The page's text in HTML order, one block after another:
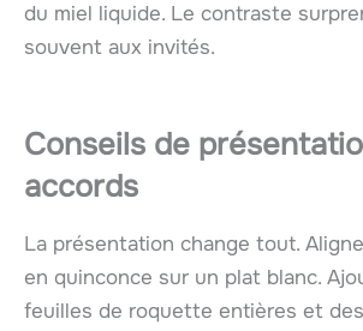
du miel liquide. Le contraste
souvent aux invités.
Conseils de
accords
La présentation change tout.
en quinconce sur un plat blanc.
feuilles de roquette entières et